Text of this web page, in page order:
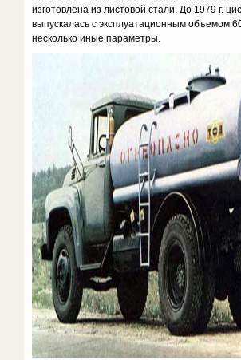
изготовлена из листовой стали. До 1979 г.
выпускалась с эксплуатационным объемом
несколько иные параметры.